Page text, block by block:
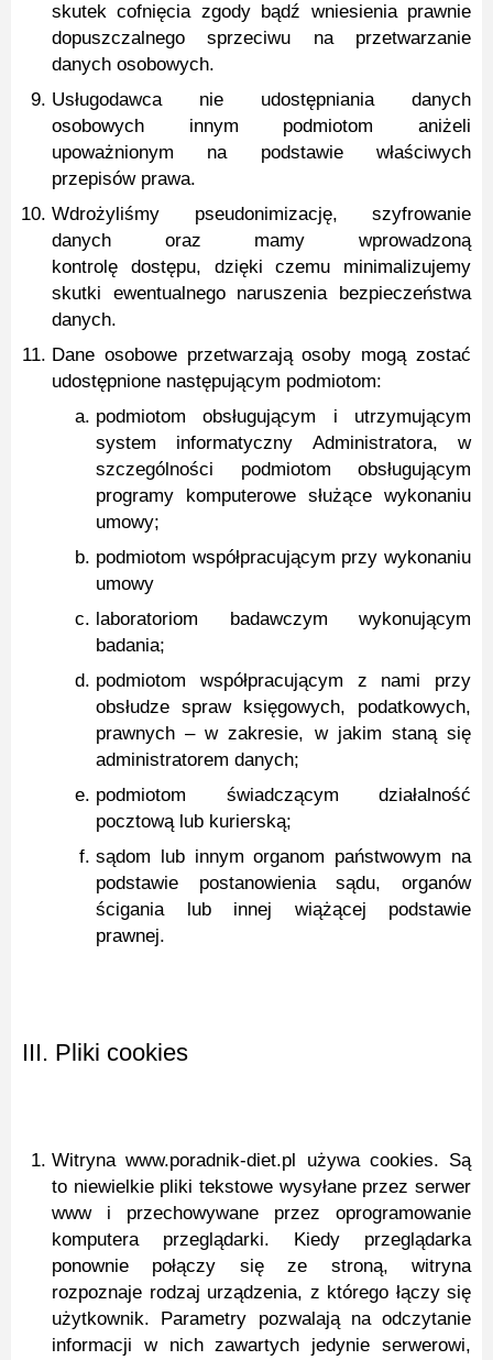
skutek cofnięcia zgody bądź wniesienia prawnie
dopuszczalnego sprzeciwu na przetwarzanie
danych osobowych.
Usługodawca nie udostępniania danych
osobowych innym podmiotom aniżeli
upoważnionym na podstawie właściwych
przepisów prawa.
Wdrożyliśmy pseudonimizację, szyfrowanie
danych oraz mamy wprowadzoną
kontrolę dostępu, dzięki czemu minimalizujemy
skutki ewentualnego naruszenia bezpieczeństwa
danych.
Dane osobowe przetwarzają osoby mogą zostać
udostępnione następującym podmiotom:
podmiotom obsługującym i utrzymującym
system informatyczny Administratora, w
szczególności podmiotom obsługującym
programy komputerowe służące wykonaniu
umowy;
podmiotom współpracującym przy wykonaniu
umowy
laboratoriom badawczym wykonującym
badania;
podmiotom współpracującym z nami przy
obsłudze spraw księgowych, podatkowych,
prawnych – w zakresie, w jakim staną się
administratorem danych;
podmiotom świadczącym działalność
pocztową lub kurierską;
sądom lub innym organom państwowym na
podstawie postanowienia sądu, organów
ścigania lub innej wiążącej podstawie
prawnej.
III. Pliki cookies
Witryna www.poradnik-diet.pl używa cookies. Są
to niewielkie pliki tekstowe wysyłane przez serwer
www i przechowywane przez oprogramowanie
komputera przeglądarki. Kiedy przeglądarka
ponownie połączy się ze stroną, witryna
rozpoznaje rodzaj urządzenia, z którego łączy się
użytkownik. Parametry pozwalają na odczytanie
informacji w nich zawartych jedynie serwerowi,